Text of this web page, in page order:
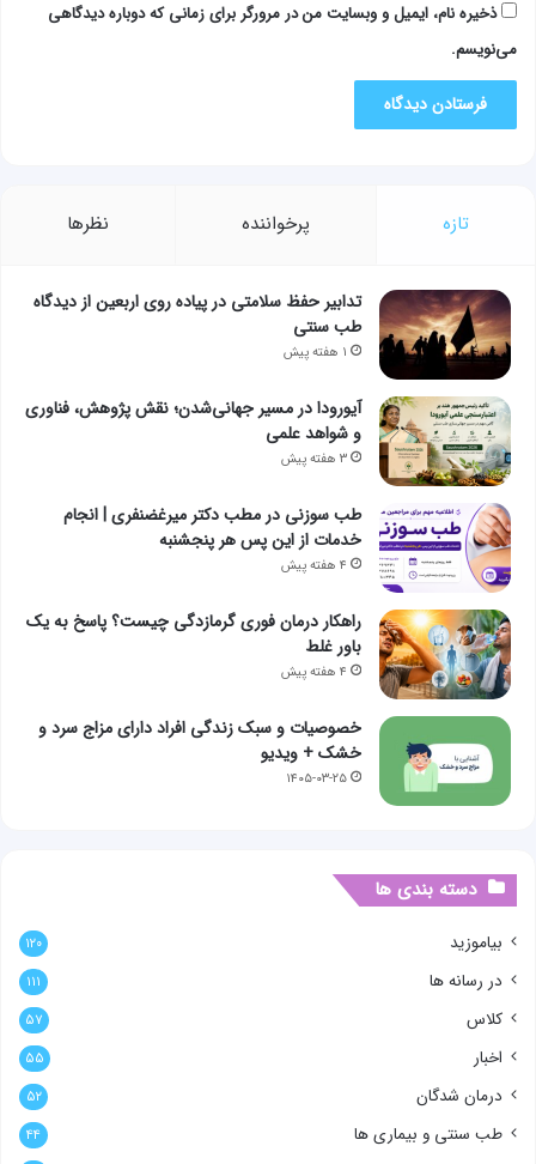
ذخیره نام، ایمیل و وبسایت من در مرورگر برای زمانی که دوباره دیدگاهی
می‌نویسم.
تازه پرخواننده نظرها
تدابیر حفظ سلامتی در پیاده روی اربعین از دیدگاه
طب سنتی
۱ هفته پیش
آیورودا در مسیر جهانی‌شدن؛ نقش پژوهش، فناوری
و شواهد علمی
۳ هفته پیش
طب سوزنی در مطب دکتر میرغضنفری | انجام
خدمات از این پس هر پنجشنبه
۴ هفته پیش
راهکار درمان فوری گرمازدگی چیست؟ پاسخ به یک
باور غلط
۴ هفته پیش
خصوصیات و سبک زندگی افراد دارای مزاج سرد و
خشک + ویدیو
۱۴۰۵-۰۳-۲۵
دسته بندی ها
بیاموزید ۱۲۰
در رسانه ها ۱۱۱
کلاس ۵۷
اخبار ۵۵
درمان شدگان ۵۲
طب سنتی و بیماری ها ۴۴